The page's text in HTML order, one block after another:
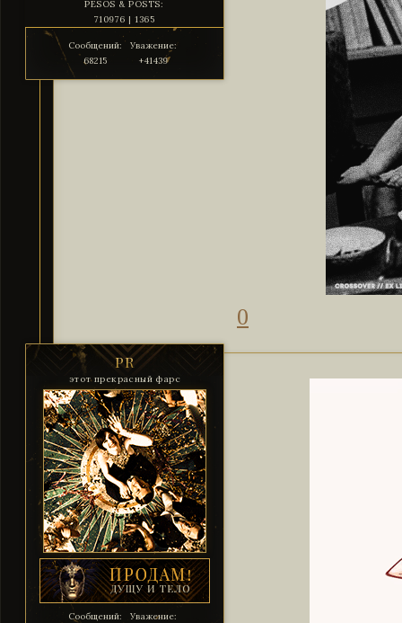
PESOS & POSTS:
710976 | 1365
Сообщений:
68215
Уважение:
+41439
0
PR
этот прекрасный фарс
Сообщений:
Уважение: